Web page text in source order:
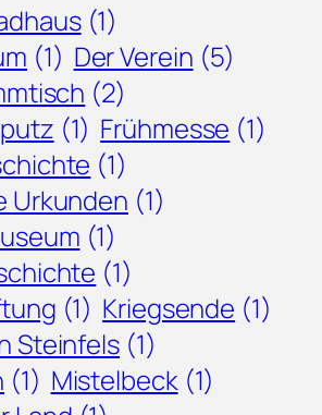
(1)
(1) Der Verein (5)
(2)
(1) Frühmesse (1)
(1)
Urkunden (1)
(1)
(1)
(1) Kriegsende (1)
Steinfels (1)
(1) Mistelbeck (1)